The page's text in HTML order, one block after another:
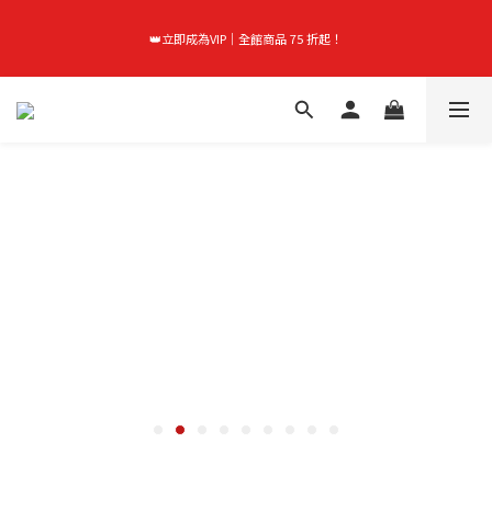
首購禮｜加入會員＞滿$999超取免運費！
👑立即成為VIP｜全館商品 75 折起！
首購禮｜加入會員＞滿$999超取免運費！